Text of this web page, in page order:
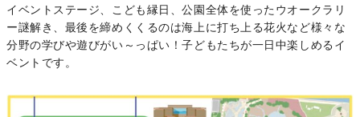
イベントステージ、こども縁日、公園全体を使ったウオークラリ
ー謎解き、最後を締めくくるのは海上に打ち上る花火など様々な
分野の学びや遊びがい～っぱい！子どもたちが一日中楽しめるイ
ベントです。